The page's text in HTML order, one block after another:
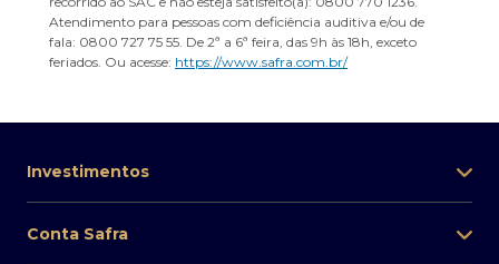
Atendimento para pessoas com deficiência auditiva e/ou de
fala: 0800 727 75 55. De 2ª a 6ª feira, das 9h às 18h, exceto
feriados. Ou acesse: https://www.safra.com.br/
Investimentos
Conta Safra